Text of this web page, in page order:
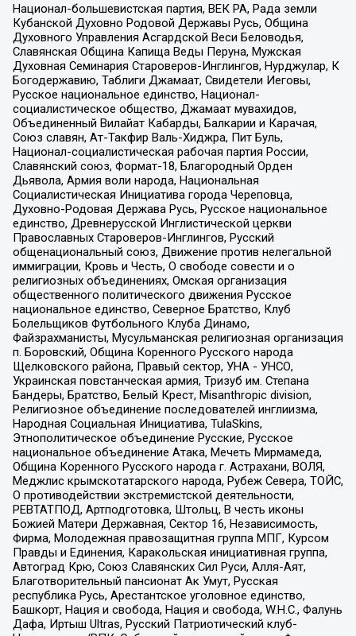
Национал-большевистская партия, ВЕК РА, Рада земли
Кубанской Духовно Родовой Державы Русь, Община
Духовного Управления Асгардской Веси Беловодья,
Славянская Община Капища Веды Перуна, Мужская
Духовная Семинария Староверов-Инглингов, Нурджулар, К
Богодержавию, Таблиги Джамаат, Свидетели Иеговы,
Русское национальное единство, Национал-
социалистическое общество, Джамаат мувахидов,
Объединенный Вилайат Кабарды, Балкарии и Карачая,
Союз славян, Ат-Такфир Валь-Хиджра, Пит Буль,
Национал-социалистическая рабочая партия России,
Славянский союз, Формат-18, Благородный Орден
Дьявола, Армия воли народа, Национальная
Социалистическая Инициатива города Череповца,
Духовно-Родовая Держава Русь, Русское национальное
единство, Древнерусской Инглистической церкви
Православных Староверов-Инглингов, Русский
общенациональный союз, Движение против нелегальной
иммиграции, Кровь и Честь, О свободе совести и о
религиозных объединениях, Омская организация
общественного политического движения Русское
национальное единство, Северное Братство, Клуб
Болельщиков Футбольного Клуба Динамо,
Файзрахманисты, Мусульманская религиозная организация
п. Боровский, Община Коренного Русского народа
Щелковского района, Правый сектор, УНА - УНСО,
Украинская повстанческая армия, Тризуб им. Степана
Бандеры, Братство, Белый Крест, Misanthropic division,
Религиозное объединение последователей инглиизма,
Народная Социальная Инициатива, TulaSkins,
Этнополитическое объединение Русские, Русское
национальное объединение Атака, Мечеть Мирмамеда,
Община Коренного Русского народа г. Астрахани, ВОЛЯ,
Меджлис крымскотатарского народа, Рубеж Севера, ТОЙС,
О противодействии экстремистской деятельности,
РЕВТАТПОД, Артподготовка, Штольц, В честь иконы
Божией Матери Державная, Сектор 16, Независимость,
Фирма, Молодежная правозащитная группа МПГ, Курсом
Правды и Единения, Каракольская инициативная группа,
Автоград Крю, Союз Славянских Сил Руси, Алля-Аят,
Благотворительный пансионат Ак Умут, Русская
республика Русь, Арестантское уголовное единство,
Башкорт, Нация и свобода, Нация и свобода, W.H.С., Фалунь
Дафа, Иртыш Ultras, Русский Патриотический клуб-